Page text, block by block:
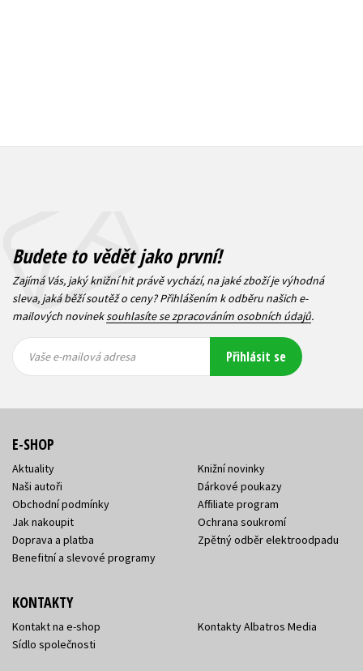
Budete to vědět jako první!
Zajímá Vás, jaký knižní hit právě vychází, na jaké zboží je výhodná
sleva, jaká běží soutěž o ceny? Přihlášením k odběru našich e-
mailových novineksouhlasíte se zpracováním osobních údajů.
mailová
mailová
Vaše e-mailová adresa Přihlásit se
E-SHOP
Aktuality
Naši autoři
Obchodní podmínky
Jak nakoupit
Doprava a platba
Benefitní a slevové programy
Knižní novinky
Dárkové poukazy
Affiliate program
Ochrana soukromí
Zpětný odběr elektroodpadu
KONTAKTY
Kontakt na e-shop
Sídlo společnosti
Kontakty Albatros Media